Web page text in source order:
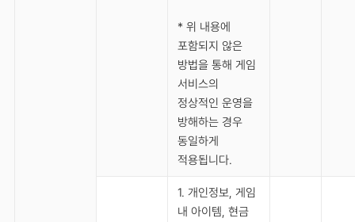
* 위 내용에
포함되지 않은
방법을 통해 게임
서비스의
정상적인 운영을
방해하는 경우
동일하게
적용됩니다.
1. 개인정보, 게임
내 아이템, 현금